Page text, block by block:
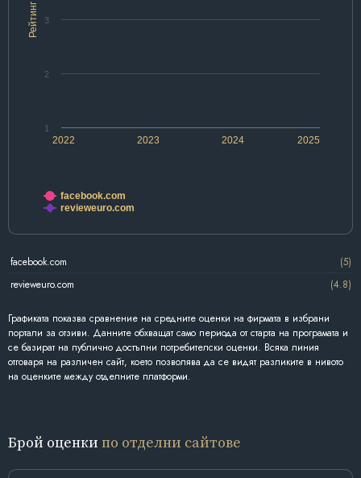
Рейтинг
2022 2024
2023 2025
1
2
3
facebook.com
revieweuro.com
facebook.com
(5)
revieweuro.com
(4.8)
Графиката показва сравнение на средните оценки на фирмата в избрани
портали за отзиви. Данните обхващат само периода от старта на програмата и
се базират на публично достъпни потребителски оценки. Всяка линия
отговаря на различен сайт, което позволява да се видят разликите в нивото
на оценките между отделните платформи.
Брой оценки по отделни сайтове